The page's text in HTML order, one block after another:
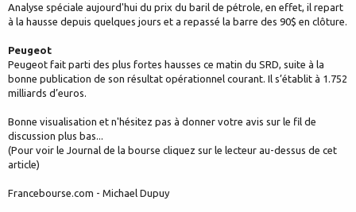
Analyse spéciale aujourd'hui du prix du baril de pétrole, en effet, il repart
à la hausse depuis quelques jours et a repassé la barre des 90$ en clôture.
Peugeot
Peugeot fait parti des plus fortes hausses ce matin du SRD, suite à la
bonne publication de son résultat opérationnel courant. Il s’établit à 1.752
milliards d’euros.
Bonne visualisation et n'hésitez pas à donner votre avis sur le fil de
discussion plus bas...
(Pour voir le Journal de la bourse cliquez sur le lecteur au-dessus de cet
article)
Francebourse.com - Michael Dupuy